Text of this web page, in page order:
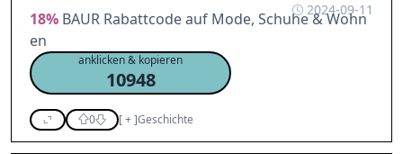
2024-09-11
18% BAUR Rabattcode auf Mode, Schuhe & Wohn
en
anklicken & kopieren
10948
0 [+]Geschichte